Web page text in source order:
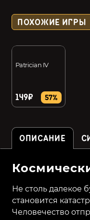
ПОХОЖИЕ ИГРЫ
Patrician IV
149₽ 57%
ОПИСАНИЕ
Не столь далекое
становится
Человечество